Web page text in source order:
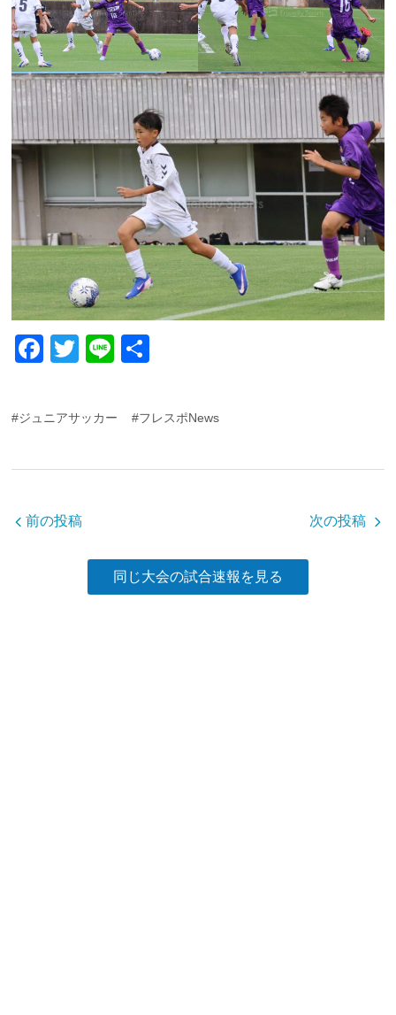
F
c
e
b
o
T
er
Li
#ジュニアサッカー #フレスポNews
前の投稿 次の投稿
同じ大会の試合速報を見る